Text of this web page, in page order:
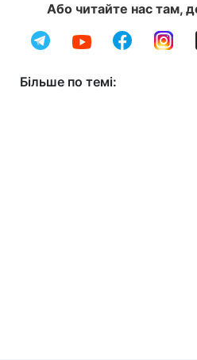
Або читайте нас там,
Більше по темі: